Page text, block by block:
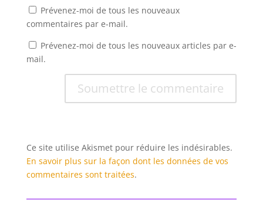
Prévenez-moi de tous les nouveaux
commentaires par e-mail.
Prévenez-moi de tous les nouveaux articles par e-
mail.
Soumettre le commentaire
Ce site utilise Akismet pour réduire les indésirables.
En savoir plus sur la façon dont les données de vos
commentaires sont traitées.